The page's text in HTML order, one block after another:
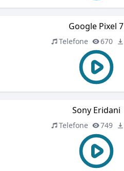
Google Pixel 7
Telefone 670
Sony Eridani
Telefone 749